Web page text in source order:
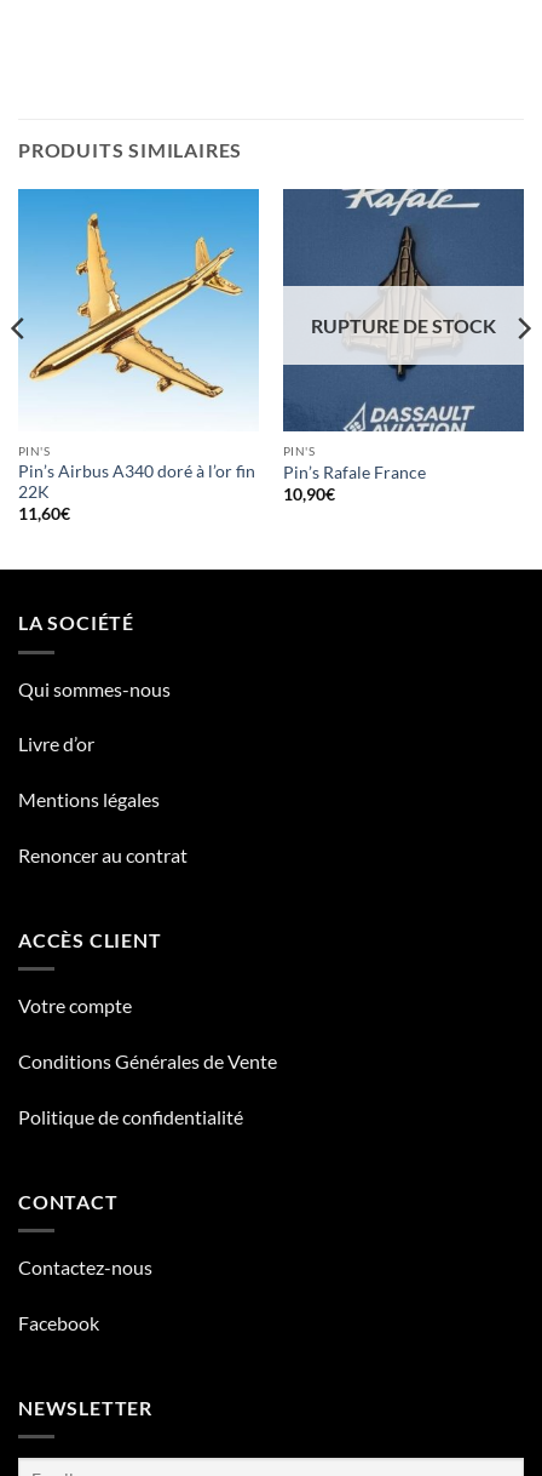
PRODUITS SIMILAIRES
PIN'S
Pin’s Airbus A340 doré à l’or fin
22K
11,60€
RUPTURE DE STOCK
PIN'S
Pin’s Rafale France
10,90€
LA SOCIÉTÉ
Qui sommes-nous
Livre d’or
Mentions légales
Renoncer au contrat
ACCÈS CLIENT
Votre compte
Conditions Générales de Vente
Politique de confidentialité
CONTACT
Contactez-nous
Facebook
NEWSLETTER